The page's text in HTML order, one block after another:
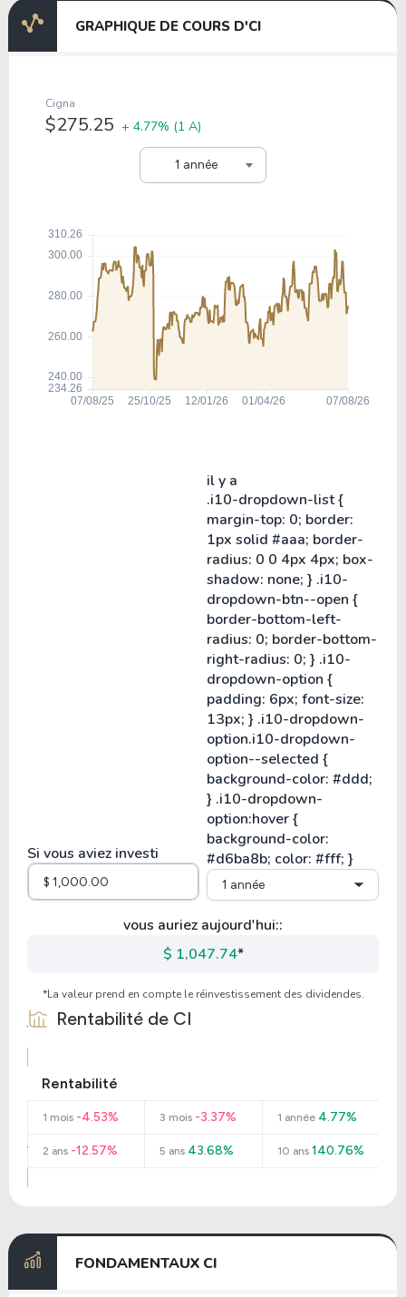
GRAPHIQUE DE COURS D'CI
1 année
Cigna
$275.25 + 4.77% (1 A)
Si vous aviez investi
il y a
1 année
vous auriez aujourd'hui::
$ 1,047.74*
*La valeur prend en compte le réinvestissement des dividendes.
Rentabilité de CI
Rentabilité
1 mois -4.53% 3 mois -3.37% 1 année4.77%
2 ans -12.57% 5 ans 43.68% 10 ans140.76%
FONDAMENTAUX CI